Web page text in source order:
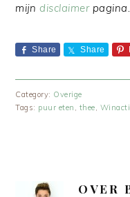
mijndisclaimerpagina.
Share Share
Category: Overige
Tags: puur eten thee
OVER